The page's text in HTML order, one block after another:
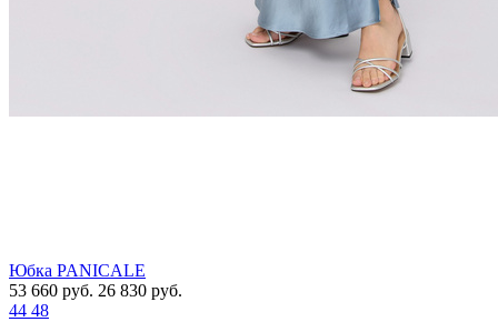
Юбка PANICALE
53 660 руб. 26 830 руб.
44 48